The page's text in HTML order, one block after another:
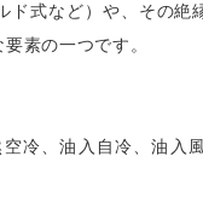
式など）や、その絶
素の一つです。
冷、油入自冷、油入